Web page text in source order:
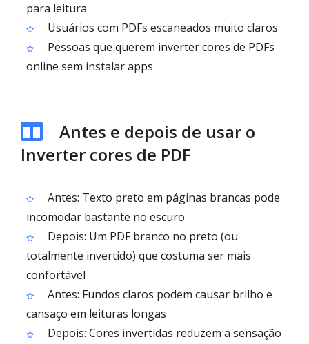
para leitura
Usuários com PDFs escaneados muito claros
Pessoas que querem inverter cores de PDFs
online sem instalar apps
Antes e depois de usar o
Inverter cores de PDF
Antes: Texto preto em páginas brancas pode
incomodar bastante no escuro
Depois: Um PDF branco no preto (ou
totalmente invertido) que costuma ser mais
confortável
Antes: Fundos claros podem causar brilho e
cansaço em leituras longas
Depois: Cores invertidas reduzem a sensação